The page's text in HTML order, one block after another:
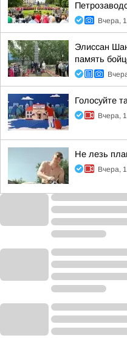
Вчера,
Элиссан
память
Голосуйте
Вчера,
Не лезь
Вчера,